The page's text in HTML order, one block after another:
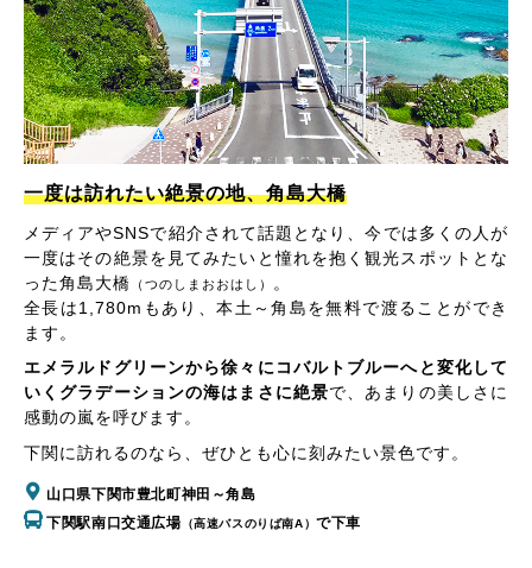
一度は訪れたい絶景の地、角島大橋
メディアやSNSで紹介されて話題となり、今では多くの人が
一度はその絶景を見てみたいと憧れを抱く観光スポットとな
った角島大橋 （つのしまおおはし）
。
全長は1,780mもあり、本土～角島を無料で渡ることができ
ます。
エメラルドグリーンから徐々にコバルトブルーへと変化して
いくグラデーションの海はまさに絶景で、あまりの美しさに
感動の嵐を呼びます。
下関に訪れるのなら、ぜひとも心に刻みたい景色です。
山口県下関市豊北町神田～角島
下関駅南口交通広場 （高速バスのりば南A）で下車